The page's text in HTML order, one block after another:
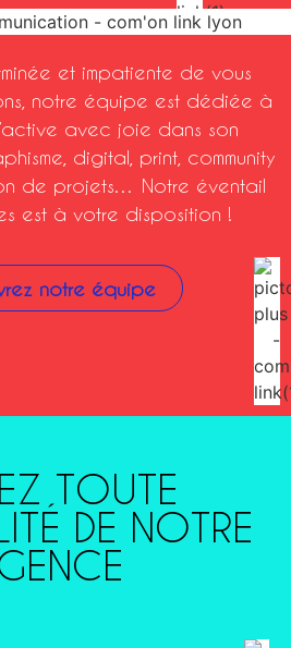
et impatiente de vous
notre équipe est dédiée à
avec joie dans son
digital, print, community
de projets… Notre éventail
est à votre disposition !
notre équipe
TOUTE
DE NOTRE